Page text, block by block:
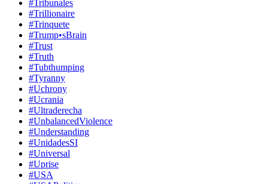
#Tribunales
#Trillionaire
#Trinquete
#Trump•sBrain
#Trust
#Truth
#Tubthumping
#Tyranny
#Uchrony
#Ucrania
#Ultraderecha
#UnbalancedViolence
#Understanding
#UnidadesSI
#Universal
#Uprise
#USA